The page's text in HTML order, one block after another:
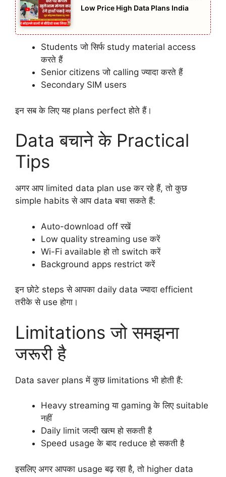
Low Price High Data Plans India
Students जो सिर्फ study material access
करते हैं
Senior citizens जो calling ज्यादा करते हैं
Secondary SIM users
इन सब के लिए यह plans perfect होते हैं।
Data बचाने के Practical
Tips
अगर आप limited data plan use कर रहे हैं, तो कुछ
simple habits से आप data बचा सकते हैं:
Auto-download off रखें
Low quality streaming use करें
Wi-Fi available हो तो switch करें
Background apps restrict करें
इन छोटे steps से आपका daily data ज्यादा efficient
तरीके से use होगा।
Limitations जो समझना
जरूरी है
Data saver plans में कुछ limitations भी होती हैं:
Heavy streaming या gaming के लिए suitable
नहीं
Daily limit जल्दी खत्म हो सकती है
Speed usage के बाद reduce हो सकती है
इसलिए अगर आपका usage बढ़ रहा है, तो higher data